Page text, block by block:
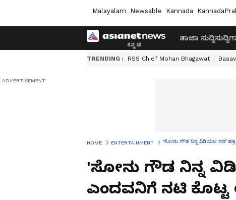
Malayalam Newsable Kannada
ತಾಜಾ ಸುದ್ದಿಸುದ್ದಿ
TRENDING : RSS Chief Mohan Bhagawat
HOME ENTERTAINMENT 'ಸೋನು ಗೌಡ ನಿನ್ನ ವಿಡಿಯೋ ನನ್ ಹತ್ರ
'ಸೋನು ಗೌಡ ನಿನ್ನ
ಎಂದವನಿಗೆ ನಟಿ ಕೊಟ್ಟ